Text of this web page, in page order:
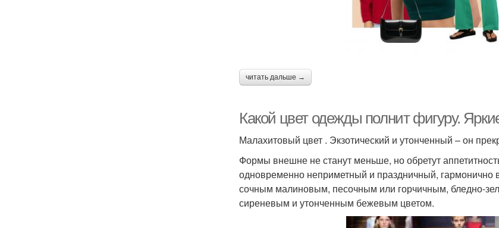
читать дальше →
Какой цвет одежды полнит фигуру.
Малахитовый цвет . Экзотический и утонченный – он
Формы внешне не станут меньше, но обретут
одновременно неприметный и праздничный,
сочным малиновым, песочным или горчичным, бледно-
сиреневым и утонченным бежевым цветом.